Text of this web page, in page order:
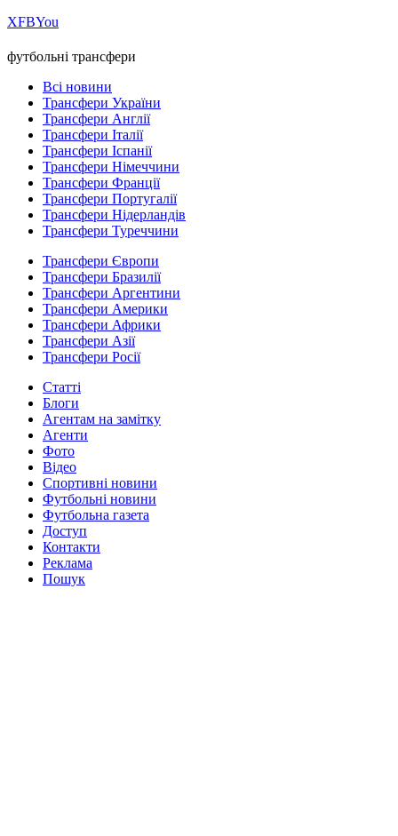
ХFBYou
футбольні трансфери
Всі новини
Трансфери України
Трансфери Англії
Трансфери Італії
Трансфери Іспанії
Трансфери Німеччини
Трансфери Франції
Трансфери Португалії
Трансфери Нідерландів
Трансфери Туреччини
Трансфери Європи
Трансфери Бразилії
Трансфери Аргентини
Трансфери Америки
Трансфери Африки
Трансфери Азії
Трансфери Росії
Статті
Блоги
Агентам на замітку
Агенти
Фото
Відео
Спортивні новини
Футбольні новини
Футбольна газета
Доступ
Контакти
Реклама
Пошук